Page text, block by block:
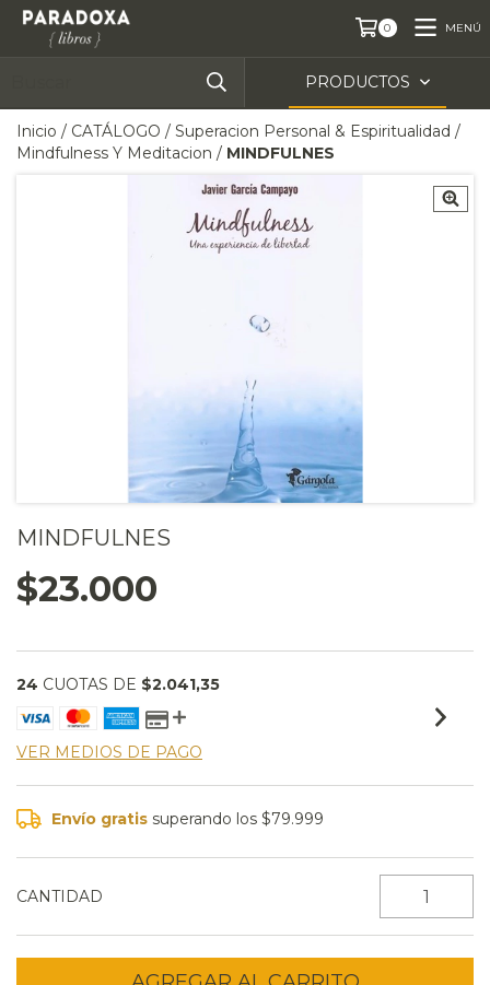
0 MENÚ
PRODUCTOS
Inicio / CATÁLOGO / Superacion Personal & Espiritualidad /
Mindfulness Y Meditacion / MINDFULNES
MINDFULNES
$23.000
24 CUOTAS DE $2.041,35
VER MEDIOS DE PAGO
Envío gratis superando los$79.999
CANTIDAD